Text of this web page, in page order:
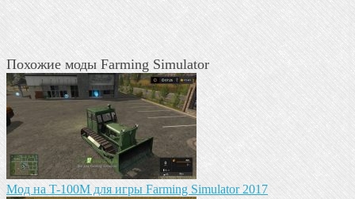
Похожие моды Farming Simulator
Мод на T-100M для игры Farming Simulator 2017